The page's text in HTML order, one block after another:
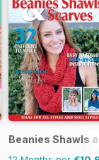
Beanies Shawls